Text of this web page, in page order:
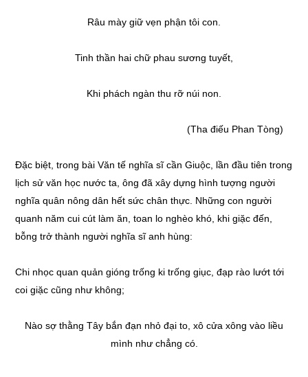
Râu mày giữ vẹn phận tôi con.
Tinh thần hai chữ phau sương tuyết,
Khi phách ngàn thu rỡ núi non.
(Tha điếu Phan Tòng)
Đặc biệt, trong bài Văn tế nghĩa sĩ cần Giuộc, lần đầu tiên trong
lịch sử văn học nước ta, ông đã xây dựng hình tượng người
nghĩa quân nông dân hết sức chân thực. Những con người
quanh năm cui cút làm ăn, toan lo nghèo khó, khi giặc đến,
bỗng trở thành người nghĩa sĩ anh hùng:
Chi nhọc quan quản gióng trống ki trống giục, đạp rào lướt tới
coi giặc cũng như không;
Nào sợ thằng Tây bắn đạn nhỏ đại to, xô cửa xông vào liều
mình như chẳng có.